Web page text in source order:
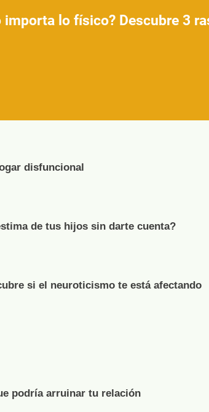
importa lo físico? Descubre 3
disfuncional
de tus hijos sin darte cuenta?
si el neuroticismo te está afectando
podría arruinar tu relación